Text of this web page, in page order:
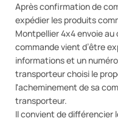
Après confirmation de
expédier les produits
Montpellier 4x4 envoie
commande vient d’être
informations et un
transporteur choisi le
l'acheminement de sa
transporteur.
Il convient de différencier